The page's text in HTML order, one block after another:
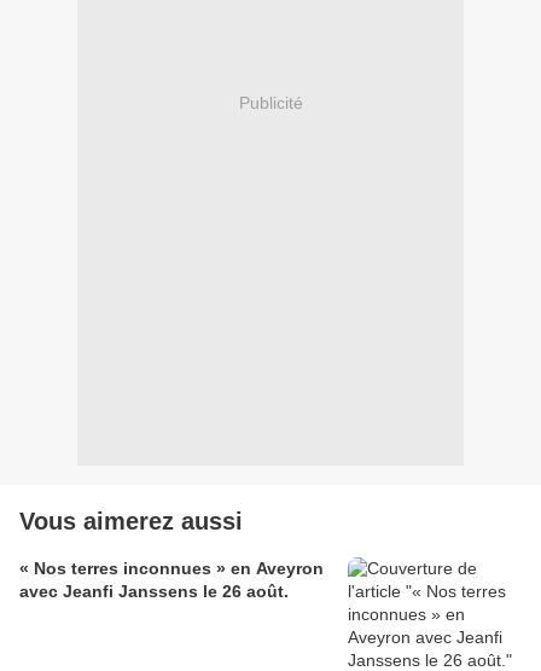
Publicité
Vous aimerez aussi
« Nos terres inconnues » en Aveyron
avec Jeanfi Janssens le 26 août.